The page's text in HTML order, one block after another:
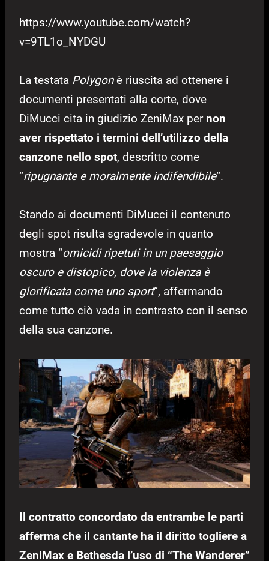
https://www.youtube.com/watch?
v=9TL1o_NYDGU
La testata Polygonè riuscita ad ottenere i
documenti presentati alla corte, dove
DiMucci cita in giudizio ZeniMax per non
aver rispettato i termini dell’utilizzo della
canzone nello spot, descritto come
“ripugnante e moralmente indifendibile“.
Stando ai documenti DiMucci il contenuto
degli spot risulta sgradevole in quanto
mostra “omicidi ripetuti in un paesaggio
oscuro e distopico, dove la violenza è
glorificata come uno sport“, affermando
come tutto ciò vada in contrasto con il senso
della sua canzone.
Il contratto concordato da entrambe le parti
afferma che il cantante ha il diritto togliere a
ZeniMax e Bethesda l’uso di “The Wanderer”